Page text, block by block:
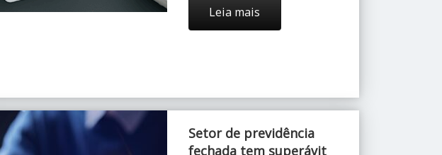
Leia mais
Setor de previdência
fechada tem superávit